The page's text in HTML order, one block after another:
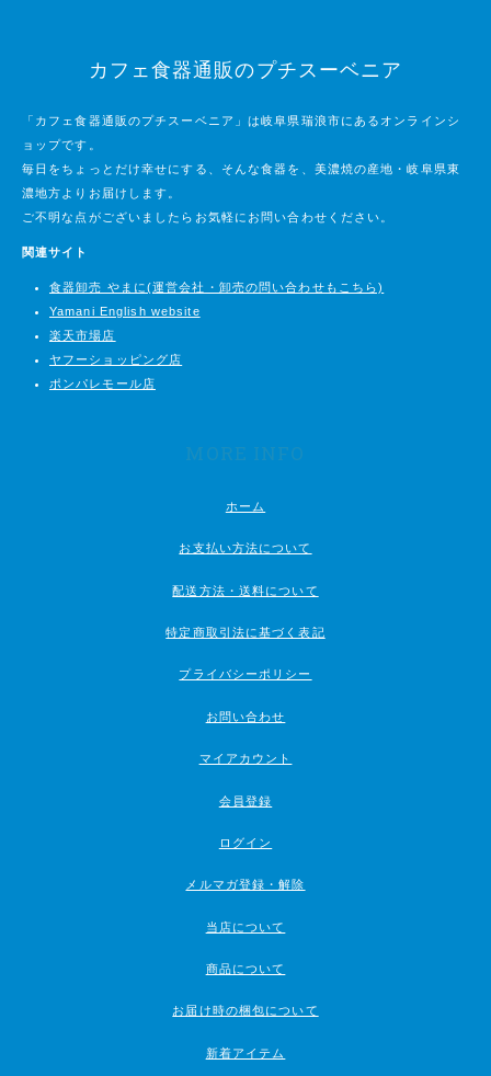
カフェ食器通販のプチスーベニア
「カフェ食器通販のプチスーベニア」は岐阜県瑞浪市にあるオンラインシ
ョップです。
毎日をちょっとだけ幸せにする、そんな食器を、美濃焼の産地・岐阜県東
濃地方よりお届けします。
ご不明な点がございましたらお気軽にお問い合わせください。
関連サイト
食器卸売 やまに(運営会社・卸売の問い合わせもこちら)
Yamani English website
楽天市場店
ヤフーショッピング店
ポンパレモール店
MORE INFO
ホーム
お支払い方法について
配送方法・送料について
特定商取引法に基づく表記
プライバシーポリシー
お問い合わせ
マイアカウント
会員登録
ログイン
メルマガ登録・解除
当店について
商品について
お届け時の梱包について
新着アイテム